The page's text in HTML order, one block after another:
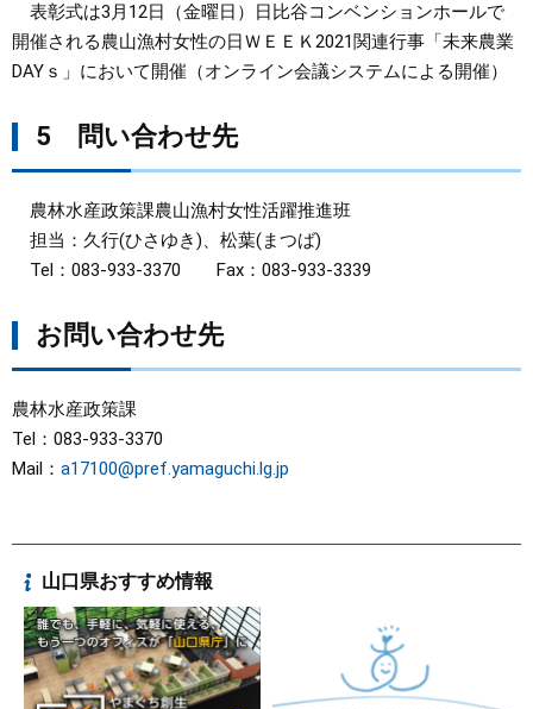
表彰式は3月12日（金曜日）日比谷コンベンションホールで
開催される農山漁村女性の日ＷＥＥＫ2021関連行事「未来農業
DAYｓ」において開催（オンライン会議システムによる開催）
5 問い合わせ先
農林水産政策課農山漁村女性活躍推進班
担当：久行(ひさゆき)、松葉(まつば)
Tel：083-933-3370 Fax：083-933-3339
お問い合わせ先
農林水産政策課
Tel：083-933-3370
Mail： a17100@pref.yamaguchi.lg.jp
山口県おすすめ情報